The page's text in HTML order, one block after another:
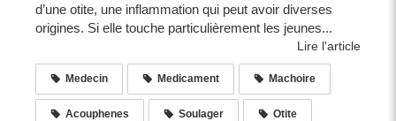
d’une otite, une inflammation qui peut avoir diverses
origines. Si elle touche particulièrement les jeunes...
Lire l'article
Medecin Medicament Machoire
Acouphenes Soulager Otite